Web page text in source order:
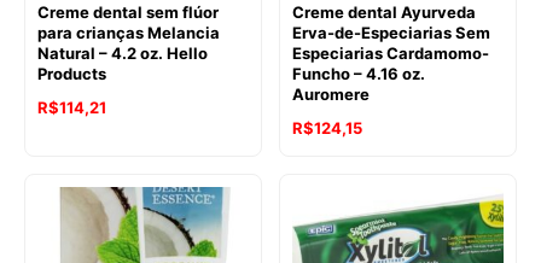
Creme dental sem flúor
para crianças Melancia
Natural – 4.2 oz. Hello
Products
O
R$137,86.
R$114,21
é:
R$114,21.
Creme dental Ayurveda
Erva-de-Especiarias Sem
Especiarias Cardamomo-
Funcho – 4.16 oz.
Auromere
O
era:
R$146,02.
R$124,15O
é:
R$124,15.